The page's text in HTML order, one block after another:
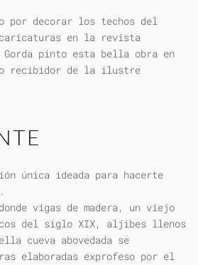
por decorar los techos del
caricaturas en la revista
Gorda pinto esta bella obra en
recibidor de la ilustre
única ideada para hacerte
vigas de madera, un viejo
del siglo XIX, aljibes llenos
cueva abovedada se
elaboradas exprofeso por el